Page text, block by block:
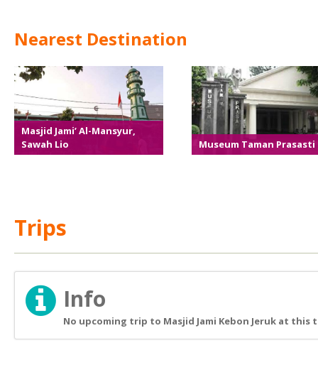
Nearest Destination
Masjid Jami’ Al-Mansyur,
Sawah Lio
Museum Taman Prasasti
Trips
Info
No upcoming trip to Masjid Jami Kebon Jeruk at this